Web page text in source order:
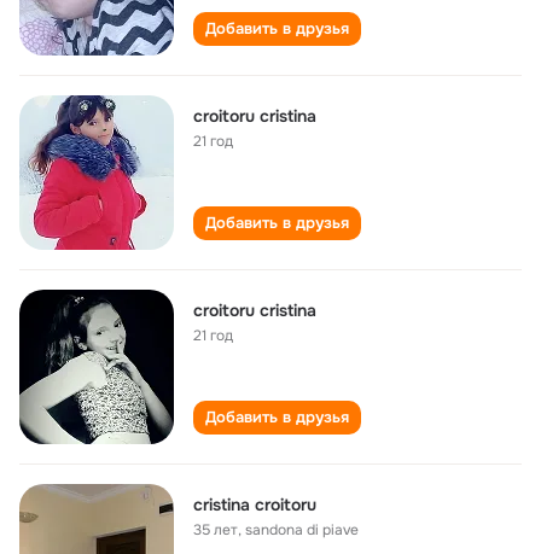
Добавить в друзья
croitoru cristina
21 год
Добавить в друзья
croitoru cristina
21 год
Добавить в друзья
cristina croitoru
35 лет,sandona di piave